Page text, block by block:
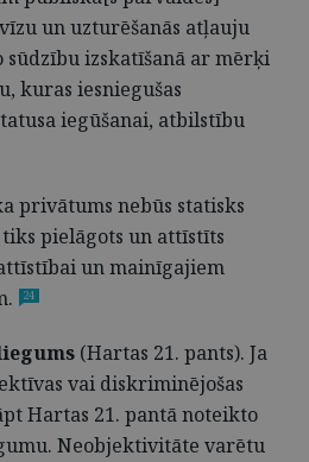
un uzturēšanās atļauju
izskatīšanā ar mērķi
kuras iesniegušas
iegūšanai, atbilstību
privātums nebūs statisks
pielāgots un attīstīts
un mainīgajiem
24
(Hartas 21. pants). Ja
vai diskriminējošas
Hartas 21. pantā noteikto
Neobjektivitāte varētu